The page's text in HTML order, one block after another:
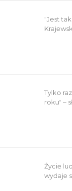
"Jest
Tylko
roku" –
Życie
wydaje